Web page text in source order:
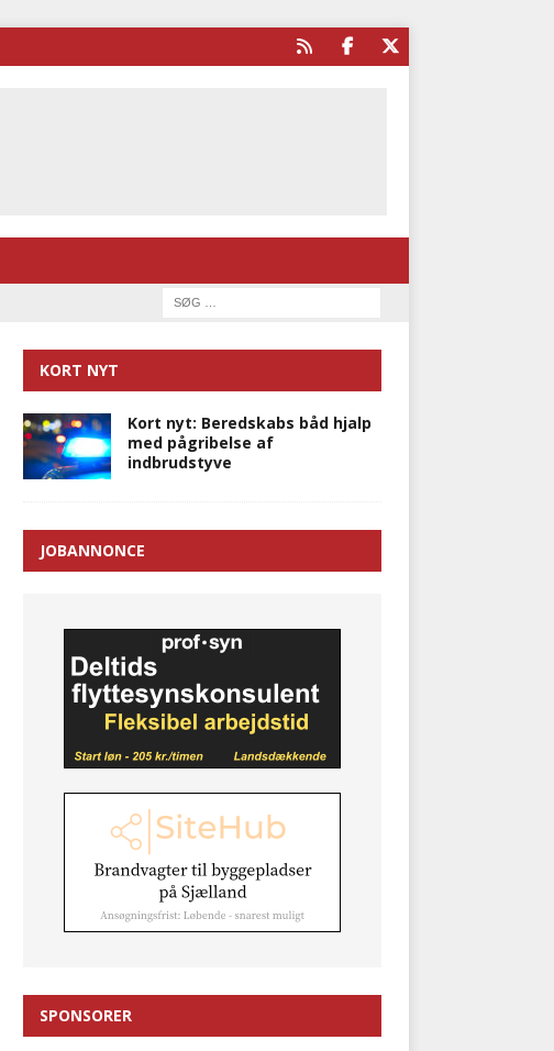
KORT NYT
Kort nyt: Beredskabs båd hjalp
med pågribelse af
indbrudstyve
JOBANNONCE
SPONSORER